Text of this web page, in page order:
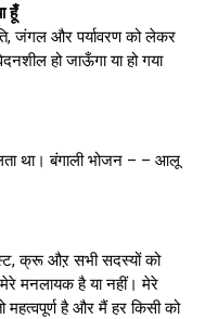
हूँ
जंगल और पर्यावरण को लेकर
हो जाऊँगा या हो गया
था। बंगाली भोजन – – आलू
क्रू औऱ सभी सदस्यों को
मनलायक है या नहीं। मेरे
महत्वपूर्ण है और मैं हर किसी को